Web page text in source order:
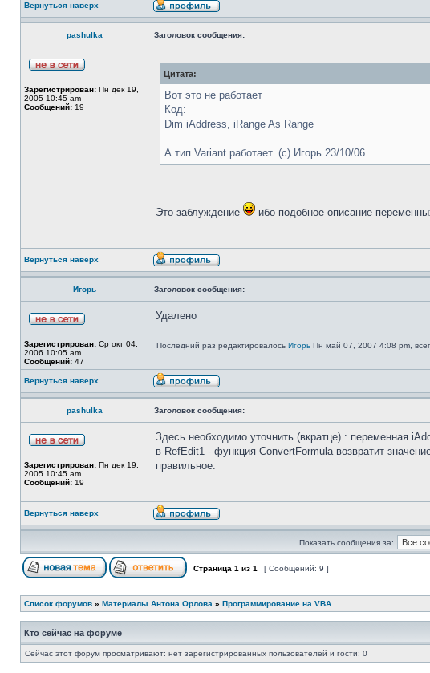
Вернуться наверх
pashulka Заголовок сообщения:
Зарегистрирован: Пн дек 19,
2005 10:45 am
Сообщений: 19
Цитата:
Вот это не работает
Код:
Dim iAddress, iRange As Range
А тип Variant работает. (c) Игорь 23/10/06
Это заблуждение ибо подобное описание
Вернуться наверх
Игорь Заголовок сообщения:
Зарегистрирован: Ср окт 04,
2006 10:05 am
Сообщений: 47
Удалено
Последний раз редактировалось Игорь Пн май 07, 2007 4:08 pm,
Вернуться наверх
pashulka Заголовок сообщения:
Зарегистрирован: Пн дек 19,
2005 10:45 am
Сообщений: 19
Здесь необходимо уточнить (вкратце) : переменная
в RefEdit1 - функция ConvertFormula возвратит
правильное.
Вернуться наверх
Показать сообщения за:
Страница 1 из 1 [ Сообщений: 9 ]
Список форумов » Материалы Антона Орлова » Программирование на VBA
Кто сейчас на форуме
Сейчас этот форум просматривают: нет зарегистрированных пользователей и гости: 0